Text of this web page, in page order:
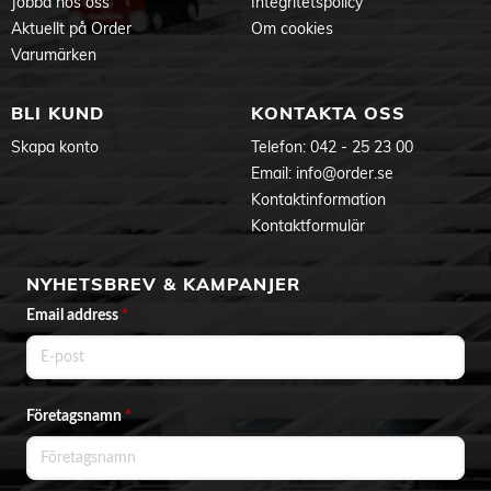
Aktuellt på Order
Varumärken
Om cookies
BLI KUND
Skapa konto
KONTAKTA OSS
Telefon: 042 - 25 23 00
Email: info@order.se
Kontaktinformation
Kontaktformulär
NYHETSBREV & KAMPANJER
Email address *
Företagsnamn*